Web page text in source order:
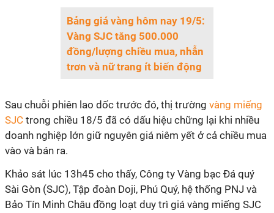
Bảng giá vàng hôm nay 19/5:
Vàng SJC tăng 500.000
đồng/lượng chiều mua, nhẫn
trơn và nữ trang ít biến động
Sau chuỗi phiên lao dốc trước đó, thị trường vàng miếng
SJC trong chiều 18/5 đã có dấu hiệu chững lại khi nhiều
doanh nghiệp lớn giữ nguyên giá niêm yết ở cả chiều mua
vào và bán ra.
Khảo sát lúc 13h45 cho thấy, Công ty Vàng bạc Đá quý
Sài Gòn (SJC), Tập đoàn Doji, Phú Quý, hệ thống PNJ và
Bảo Tín Minh Châu đồng loạt duy trì giá vàng miếng SJC